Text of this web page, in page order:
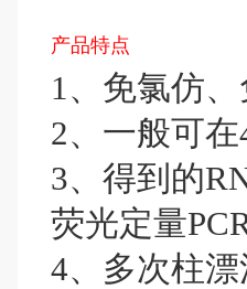
产品特点
1、免氯仿
2、一般可
3、得到的
荧光定量
4、多次柱